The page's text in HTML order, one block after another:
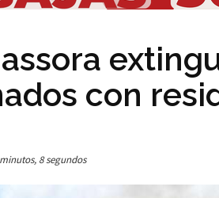
con
8 segundos